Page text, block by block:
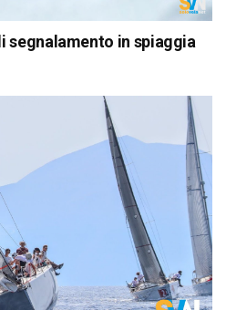
segnalamento in spiaggia